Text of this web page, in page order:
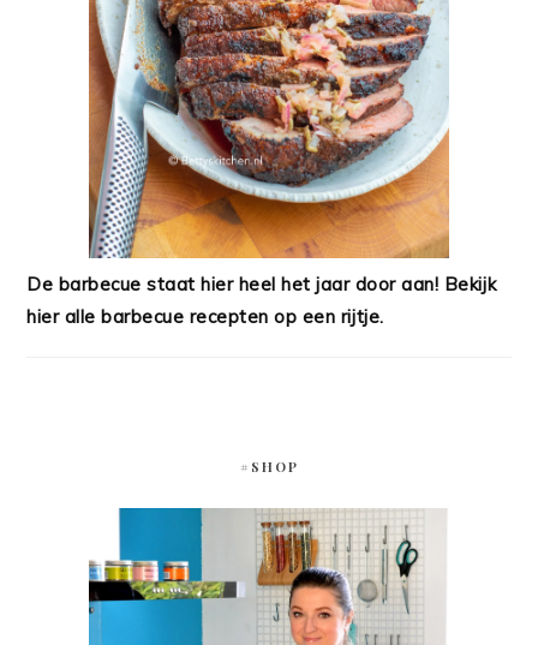
De barbecue staat hier heel het jaar door aan! Bekijk
hier alle barbecue recepten op een rijtje.
#SHOP